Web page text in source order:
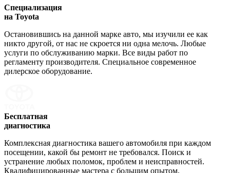
Специализация
на Toyota
Остановившись на данной марке авто, мы изучили ее как
никто другой, от нас не скроется ни одна мелочь. Любые
услуги по обслуживанию марки. Все виды работ по
регламенту производителя. Специальное современное
дилерское оборудование.
Бесплатная
диагностика
Комплексная диагностика вашего автомобиля при каждом
посещении, какой бы ремонт не требовался. Поиск и
устранение любых поломок, проблем и неисправностей.
Квалифицированные мастера с большим опытом.